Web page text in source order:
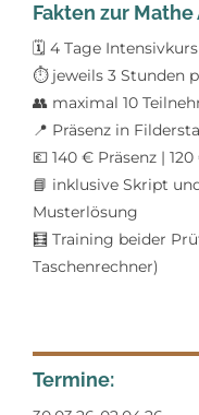
Fakten zur
🗓 4 Tage
⏱jeweils 3 Stunden
👥 maximal 10
📍 Präsenz in
💶 140 € Präsenz |
📘 inklusive Skript
Musterlösung
🧮 Training beider
Taschenrechner)
Termine: